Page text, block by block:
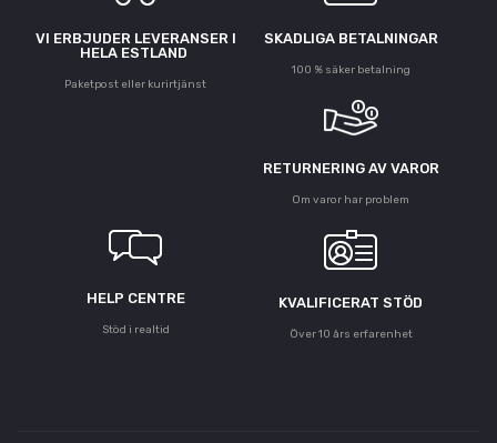
VI ERBJUDER LEVERANSER I
HELA ESTLAND
Paketpost eller kurirtjänst
SKADLIGA BETALNINGAR
100 % säker betalning
RETURNERING AV VAROR
Om varor har problem
HELP CENTRE
Stöd i realtid
KVALIFICERAT STÖD
Över 10 års erfarenhet